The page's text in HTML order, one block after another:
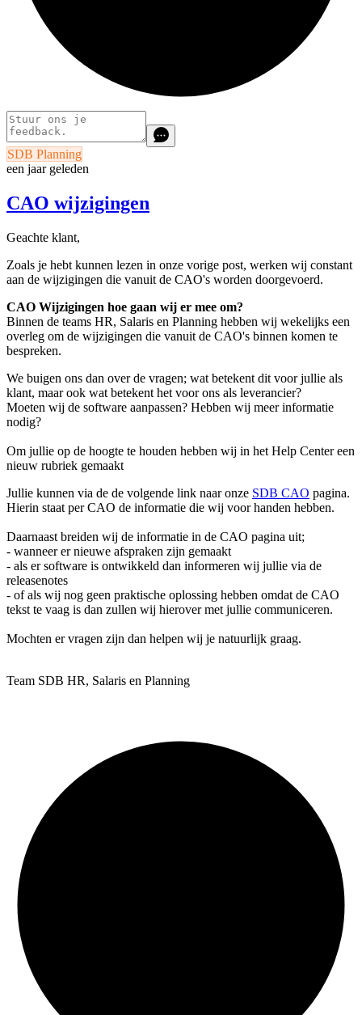
SDB Planning
een jaar geleden
CAO wijzigingen
Geachte klant,
Zoals je hebt kunnen lezen in onze vorige post, werken wij constant
aan de wijzigingen die vanuit de CAO's worden doorgevoerd.
CAO Wijzigingen hoe gaan wij er mee om?
Binnen de teams HR, Salaris en Planning hebben wij wekelijks een
overleg om de wijzigingen die vanuit de CAO's binnen komen te
bespreken.
We buigen ons dan over de vragen; wat betekent dit voor jullie als
klant, maar ook wat betekent het voor ons als leverancier?
Moeten wij de software aanpassen? Hebben wij meer informatie
nodig?
Om jullie op de hoogte te houden hebben wij in het Help Center een
nieuw rubriek gemaakt
Jullie kunnen via de de volgende link naar onze SDB CAO pagina.
Hierin staat per CAO de informatie die wij voor handen hebben.
Daarnaast breiden wij de informatie in de CAO pagina uit;
- wanneer er nieuwe afspraken zijn gemaakt
- als er software is ontwikkeld dan informeren wij jullie via de
releasenotes
- of als wij nog geen praktische oplossing hebben omdat de CAO
tekst te vaag is dan zullen wij hierover met jullie communiceren.
Mochten er vragen zijn dan helpen wij je natuurlijk graag.
Team SDB HR, Salaris en Planning